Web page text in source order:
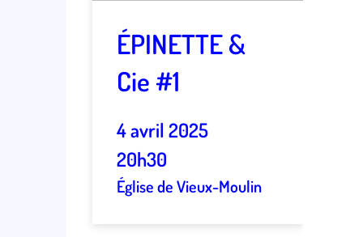
ÉPINETTE &
Cie #1
4 avril 2025
20h30
Église de Vieux-Moulin